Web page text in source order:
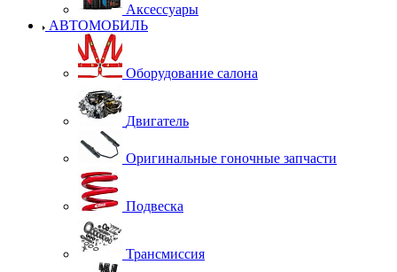
Аксессуары
АВТОМОБИЛЬ
Оборудование салона
Двигатель
Оригинальные гоночные запчасти
Подвеска
Трансмиссия